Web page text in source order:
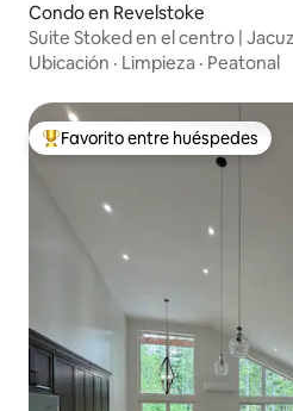
Condo en Revelstoke
Suite Stoked en el centro |
Ubicación · Limpieza · Peatonal
Favorito entre huéspedes
Favorito entre huéspedes